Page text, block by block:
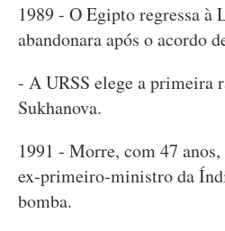
1989 - O Egipto regressa à
abandonara após o acordo
- A URSS elege a primeira
Sukhanova.
1991 - Morre, com 47
ex-primeiro-ministro da
bomba.